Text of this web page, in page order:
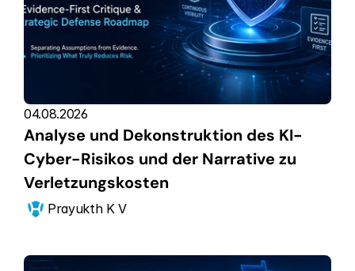
04.08.2026
Analyse und Dekonstruktion des KI-
Cyber-Risikos und der Narrative zu
Verletzungskosten
Prayukth K V